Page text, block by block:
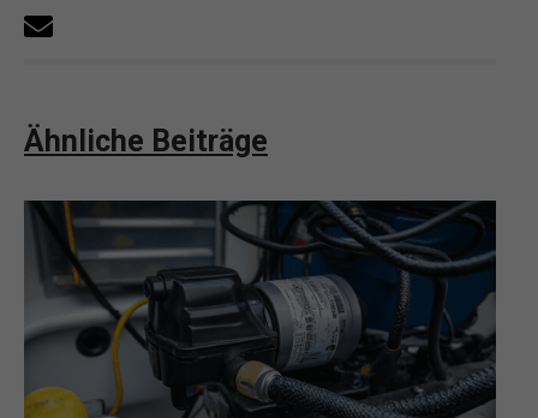
Ähnliche Beiträge